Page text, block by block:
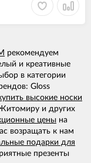
рекомендуем
и креативные
в категории
Gloss
высокие носки
и других
цены на
возращать к нам
подарки для
презенты